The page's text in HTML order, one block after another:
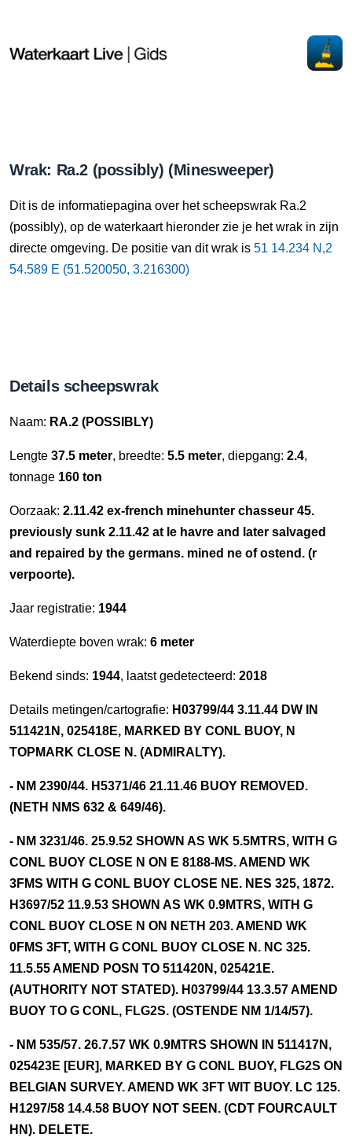
Wrak: Ra.2 (possibly) (Minesweeper)
Dit is de informatiepagina over het scheepswrak Ra.2
(possibly), op de waterkaart hieronder zie je het wrak in zijn
directe omgeving. De positie van dit wrak is 51 14.234 N,2
54.589 E (51.520050, 3.216300)
Details scheepswrak
Naam: RA.2 (POSSIBLY)
Lengte 37.5 meter, breedte: 5.5 meter, diepgang: 2.4,
tonnage 160 ton
Oorzaak: 2.11.42 ex-french minehunter chasseur 45.
previously sunk 2.11.42 at le havre and later salvaged
and repaired by the germans. mined ne of ostend. (r
verpoorte).
Jaar registratie: 1944
Waterdiepte boven wrak: 6 meter
Bekend sinds: 1944, laatst gedetecteerd: 2018
Details metingen/cartografie: H03799/44 3.11.44 DW IN
511421N, 025418E, MARKED BY CONL BUOY, N
TOPMARK CLOSE N. (ADMIRALTY).
- NM 2390/44. H5371/46 21.11.46 BUOY REMOVED.
(NETH NMS 632 & 649/46).
- NM 3231/46. 25.9.52 SHOWN AS WK 5.5MTRS, WITH G
CONL BUOY CLOSE N ON E 8188-MS. AMEND WK
3FMS WITH G CONL BUOY CLOSE NE. NES 325, 1872.
H3697/52 11.9.53 SHOWN AS WK 0.9MTRS, WITH G
CONL BUOY CLOSE N ON NETH 203. AMEND WK
0FMS 3FT, WITH G CONL BUOY CLOSE N. NC 325.
11.5.55 AMEND POSN TO 511420N, 025421E.
(AUTHORITY NOT STATED). H03799/44 13.3.57 AMEND
BUOY TO G CONL, FLG2S. (OSTENDE NM 1/14/57).
- NM 535/57. 26.7.57 WK 0.9MTRS SHOWN IN 511417N,
025423E [EUR], MARKED BY G CONL BUOY, FLG2S ON
BELGIAN SURVEY. AMEND WK 3FT WIT BUOY. LC 125.
H1297/58 14.4.58 BUOY NOT SEEN. (CDT FOURCAULT
HN). DELETE.